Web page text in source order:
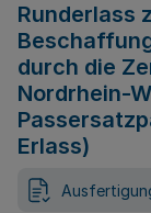
Runderlass
durch die
Nordrhein-
Erlass)